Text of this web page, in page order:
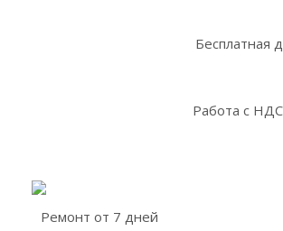
Бесплатная
Работа с
Ремонт от 7 дней